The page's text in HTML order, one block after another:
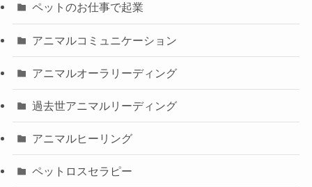
ペットのお仕事で起業
アニマルコミュニケーション
アニマルオーラリーディング
過去世アニマルリーディング
アニマルヒーリング
ペットロスセラピー